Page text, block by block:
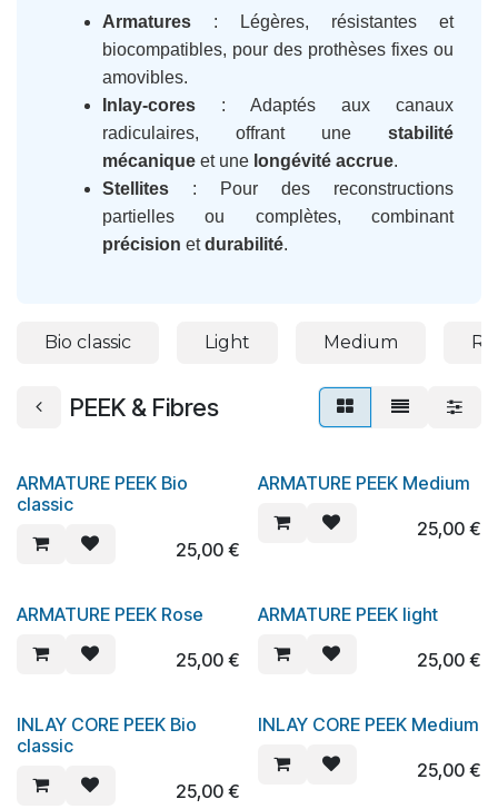
Armatures : Légères, résistantes et
biocompatibles, pour des prothèses fixes ou
amovibles.
Inlay-cores : Adaptés aux canaux
radiculaires, offrant une stabilité
mécanique et une longévité accrue.
Stellites : Pour des reconstructions
partielles ou complètes, combinant
précision etdurabilité.
Bio classic Light Medium
PEEK & Fibres
ARMATURE PEEK Bio
classic
25,00€
ARMATURE PEEK Medium
25,00€
ARMATURE PEEK Rose
25,00€
ARMATURE PEEK light
25,00€
INLAY CORE PEEK Bio
classic
25,00€
INLAY CORE PEEK Medium
25,00€